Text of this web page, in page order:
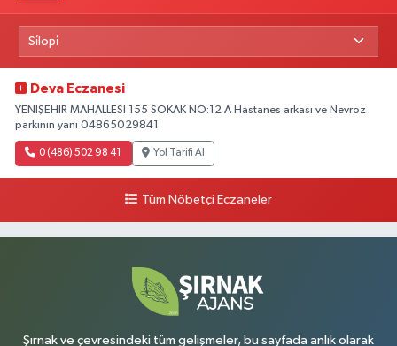
Deva Eczanesi
YENİŞEHİR MAHALLESİ 155 SOKAK NO:12 A Hastanes arkası ve Nevroz
parkının yanı 04865029841
0 (486) 502 98 41 Yol Tarifi Al
Tüm Nöbetçi Eczaneler
Şırnak ve çevresindeki tüm gelişmeler, bu sayfada anlık olarak